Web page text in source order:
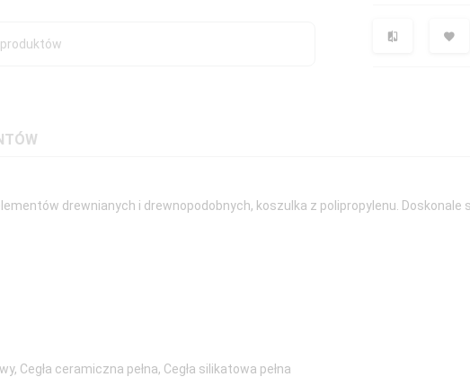
drewnianych i drewnopodobnych, koszulka z polipropylenu.
, Cegła ceramiczna pełna, Cegła silikatowa pełna